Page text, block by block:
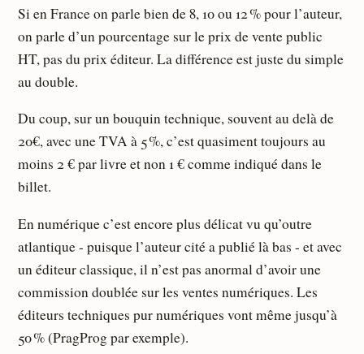
Si en France on parle bien de 8, 10 ou 12 % pour l’auteur,
on parle d’un pourcentage sur le prix de vente public
HT, pas du prix éditeur. La différence est juste du simple
au double.
Du coup, sur un bouquin technique, souvent au delà de
20€, avec une TVA à 5 %, c’est quasiment toujours au
moins 2 € par livre et non 1 € comme indiqué dans le
billet.
En numérique c’est encore plus délicat vu qu’outre
atlantique - puisque l’auteur cité a publié là bas - et avec
un éditeur classique, il n’est pas anormal d’avoir une
commission doublée sur les ventes numériques. Les
éditeurs techniques pur numériques vont même jusqu’à
50 % (PragProg par exemple).